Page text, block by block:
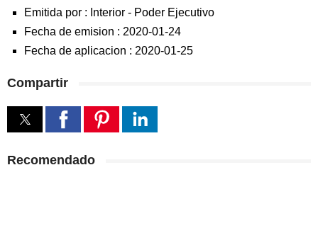
Emitida por : Interior - Poder Ejecutivo
Fecha de emision : 2020-01-24
Fecha de aplicacion : 2020-01-25
Compartir
Recomendado